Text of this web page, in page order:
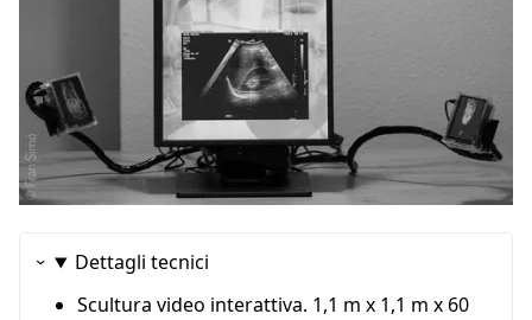
Dettagli tecnici
Scultura video interattiva. 1,1 m x 1,1 m x 60